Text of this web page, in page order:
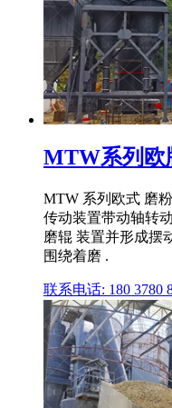
MTW系列欧
MTW 系列欧式 磨
传动装置带动轴转
磨辊 装置并形成摆
围绕着磨 .
联系电话: 180 3780